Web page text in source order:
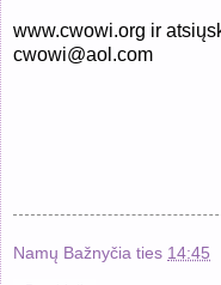
www.cwowi.org ir
cwowi@aol.com
Namų Bažnyčia ties 14:45